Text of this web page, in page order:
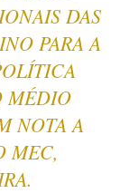
DAS
PARA A
MÉDIO
NOTA A
MEC,